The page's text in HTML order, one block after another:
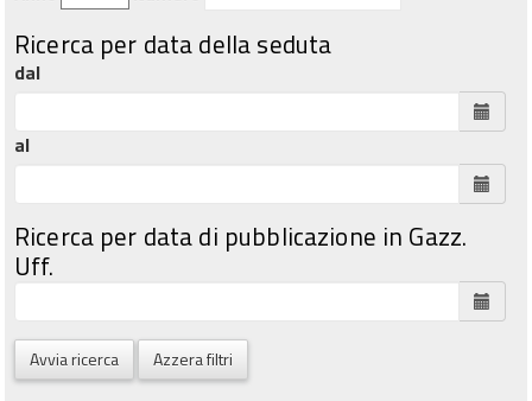
Ricerca per data della seduta
dal
al
Ricerca per data di pubblicazione in Gazz.
Uff.
Avvia ricerca Azzera filtri